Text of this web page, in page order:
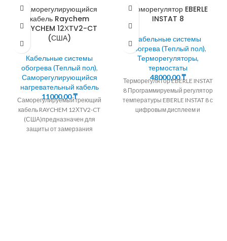
Саморегулирующийся
кабель Raychem
RAYCHEM 12ХTV2-CT
(США)
Кабельные системы
обогрева (Теплый пол),
Саморегулирующийся
нагревательный кабель
11000,00₸
Саморегулируемый греющий
кабель RAYCHEM 12ХTV2-CT
(США)предназначен для
защиты от замерзания
Терморегулятор EBERLE
INSTAT 8
Кабельные системы
обогрева (Теплый пол),
Терморегуляторы,
термостаты
48000,00₸
Терморегулятор EBERLE INSTAT
8 Программируемый регулятор
температуры EBERLE INSTAT 8 с
цифровым дисплеем и